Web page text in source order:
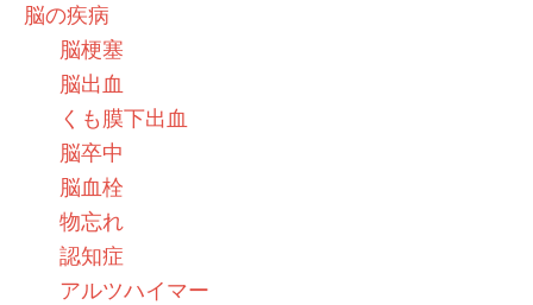
脳の疾病
脳梗塞
脳出血
くも膜下出血
脳卒中
脳血栓
物忘れ
認知症
アルツハイマー